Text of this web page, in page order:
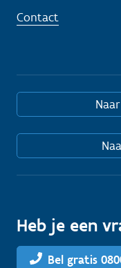
Contact
Heb je een
Bel gratis